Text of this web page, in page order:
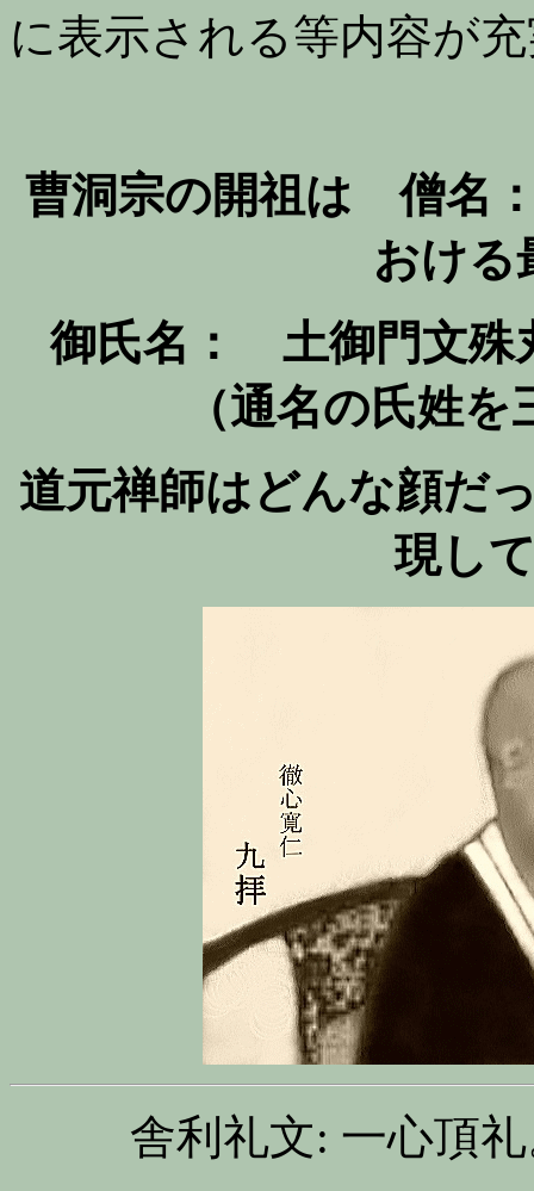
に表示される等内容が
曹洞宗の開祖は 僧名
おける
御氏名： 土御門文
（通名の氏姓
道元禅師はどんな顔だ
現し
舎利礼文: 一心頂